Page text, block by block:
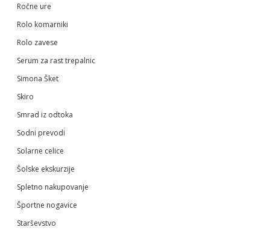
Ročne ure
Rolo komarniki
Rolo zavese
Serum za rast trepalnic
Simona Šket
Skiro
Smrad iz odtoka
Sodni prevodi
Solarne celice
Šolske ekskurzije
Spletno nakupovanje
Športne nogavice
Starševstvo